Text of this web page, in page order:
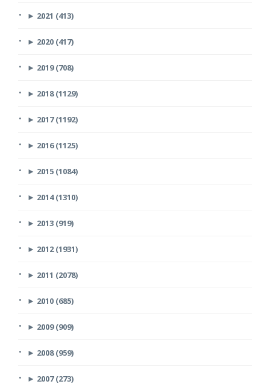
► 2021 (413)
► 2020 (417)
► 2019 (708)
► 2018 (1129)
► 2017 (1192)
► 2016 (1125)
► 2015 (1084)
► 2014 (1310)
► 2013 (919)
► 2012 (1931)
► 2011 (2078)
► 2010 (685)
► 2009 (909)
► 2008 (959)
► 2007 (273)